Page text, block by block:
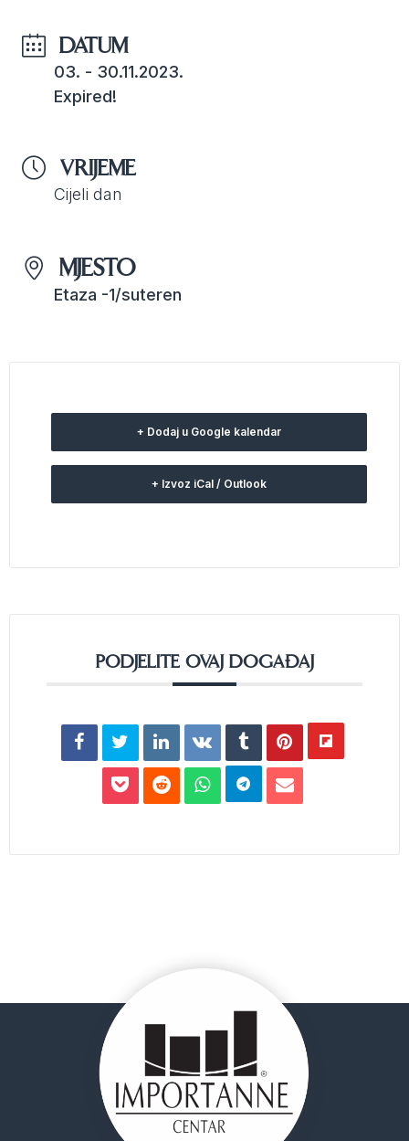
DATUM
03. - 30.11.2023.
Expired!
VRIJEME
Cijeli dan
MJESTO
Etaza -1/suteren
+ Dodaj u Google kalendar
+ Izvoz iCal / Outlook
PODJELITE OVAJ DOGAĐAJ